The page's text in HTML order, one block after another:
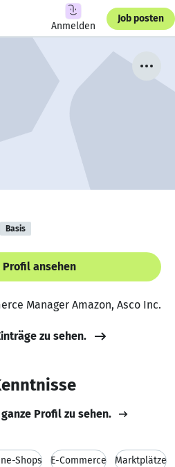
Anmelden
Job posten
Basis
Profil ansehen
Manager Amazon, Asco Inc.
zu sehen.
Profil zu sehen.
Shops E-Commerce Marktplätze